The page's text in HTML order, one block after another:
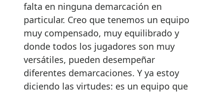
falta en ninguna demarcación en
particular. Creo que tenemos un equipo
muy compensado, muy equilibrado y
donde todos los jugadores son muy
versátiles, pueden desempeñar
diferentes demarcaciones. Y ya estoy
diciendo las virtudes: es un equipo que